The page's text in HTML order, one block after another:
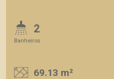
2
Banheiros
69.13 m²